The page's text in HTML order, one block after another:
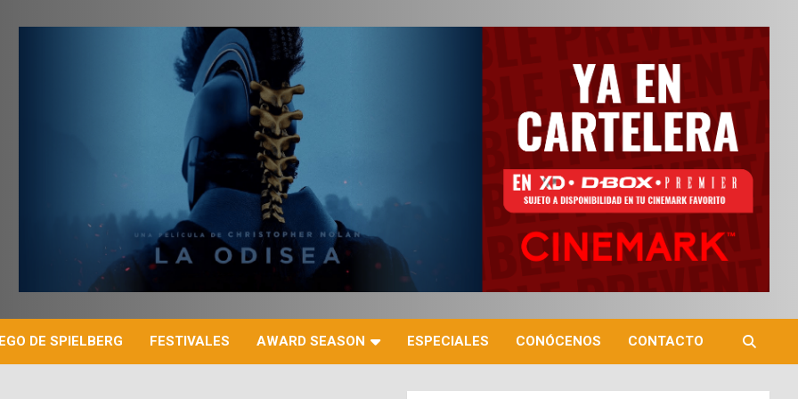
DE SPIELBERG FESTIVALES AWARD SEASON ESPECIALES CONÓCENOS CONTACTO